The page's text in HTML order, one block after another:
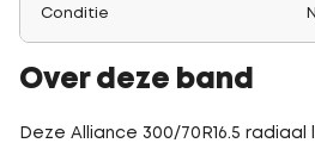
Conditie
Over deze band
Deze Alliance 300/70R16.5